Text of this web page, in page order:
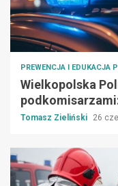
PREWENCJA I EDUKACJA
Wielkopolska
Tomasz Zieliński 26